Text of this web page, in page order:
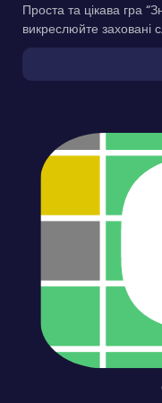
Проста та цікава гра
викреслюйте заховані